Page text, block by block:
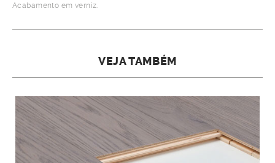
Acabamento em verniz.
VEJA TAMBÉM